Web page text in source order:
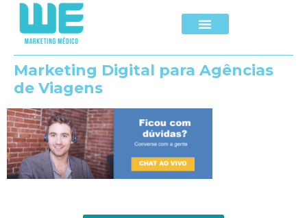
Marketing Digital para Agências
de Viagens